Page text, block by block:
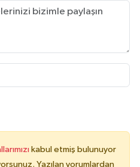
kabul etmiş bulunuyor
Yazılan yorumlardan